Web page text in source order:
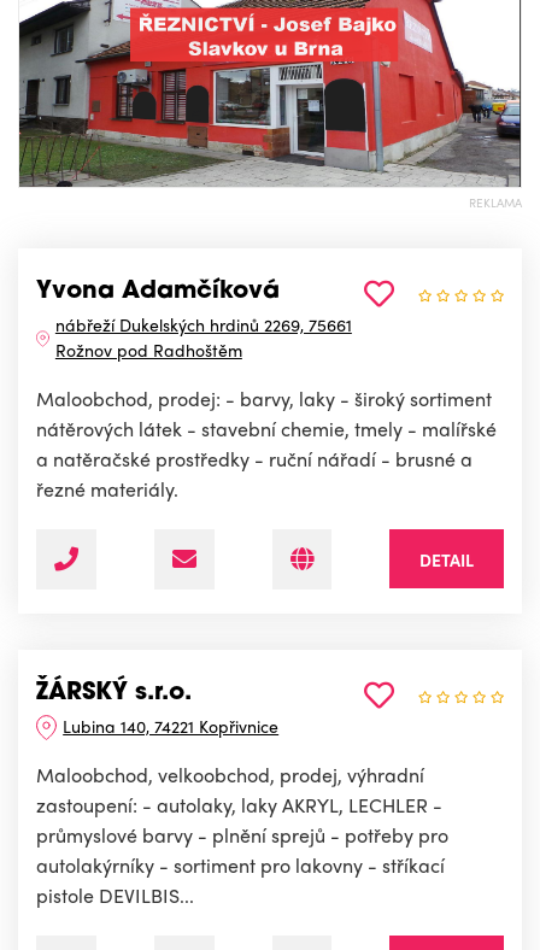
REKLAMA
Yvona Adamčíková
nábřeží Dukelských hrdinů 2269, 75661
Rožnov pod Radhoštěm
Maloobchod, prodej: - barvy, laky - široký sortiment
nátěrových látek - stavební chemie, tmely - malířské
a natěračské prostředky - ruční nářadí - brusné a
řezné materiály.
DETAIL
ŽÁRSKÝ s.r.o.
Lubina 140, 74221 Kopřivnice
Maloobchod, velkoobchod, prodej, výhradní
zastoupení: - autolaky, laky AKRYL, LECHLER -
průmyslové barvy - plnění sprejů - potřeby pro
autolakýrníky - sortiment pro lakovny - stříkací
pistole DEVILBIS...